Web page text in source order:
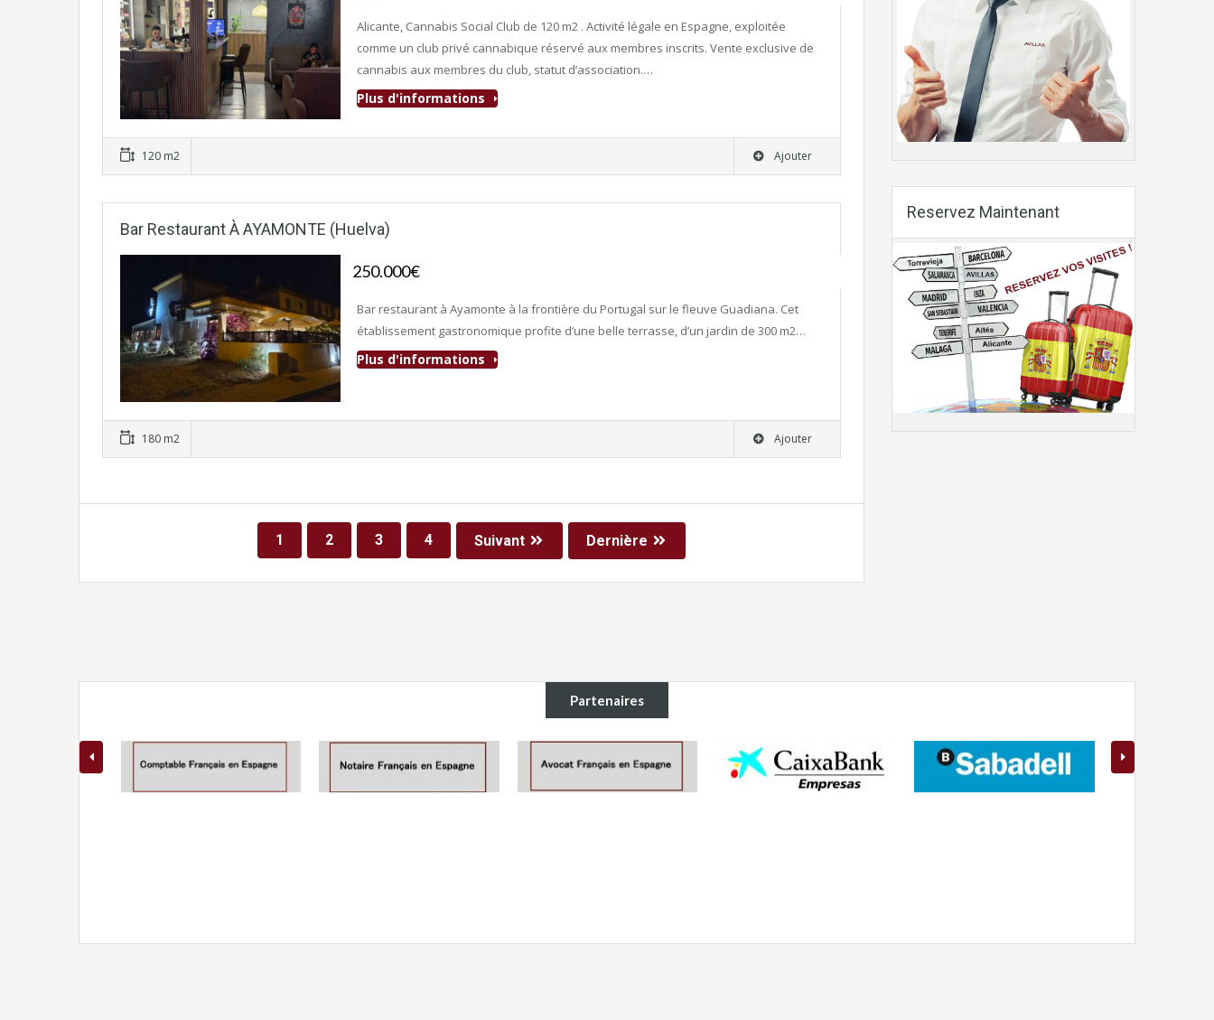
Fonds de commerce
Alicante, Cannabis Social Club de 120 m2 . Activité légale en Espagne, exploitée
comme un club privé cannabique réservé aux membres inscrits. Vente exclusive de
cannabis aux membres du club, statut d’association.…
Plus d'informations
120 m2 Ajouter
Bar Restaurant À AYAMONTE (Huelva)
Fonds de commerce
250.000€
Bar restaurant à Ayamonte à la frontière du Portugal sur le fleuve Guadiana. Cet
établissement gastronomique profite d’une belle terrasse, d’un jardin de 300 m2…
Plus d'informations
180 m2 Ajouter
1 2 3 4 Suivant Dernière
Reservez Maintenant
Partenaires